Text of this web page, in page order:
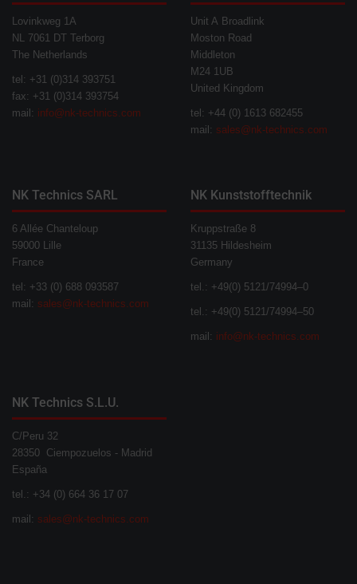
Lovinkweg 1A
NL 7061 DT Terborg
The Netherlands
tel: +31 (0)314 393751
fax: +31 (0)314 393754
mail: info@nk-technics.com
Unit A Broadlink
Moston Road
Middleton
M24 1UB
United Kingdom
tel: +44 (0) 1613 682455
mail: sales@nk-technics.com
NK Technics SARL
6 Allée Chanteloup
59000 Lille
France
tel: +33 (0) 688 093587
mail: sales@nk-technics.com
NK Kunststofftechnik
Kruppstraße 8
31135 Hildesheim
Germany
tel.: +49(0) 5121/74994–0
tel.: +49(0) 5121/74994–50
mail: info@nk-technics.com
NK Technics S.L.U.
C/Peru 32
28350 Ciempozuelos - Madrid
España
tel.: +34 (0) 664 36 17 07
mail: sales@nk-technics.com